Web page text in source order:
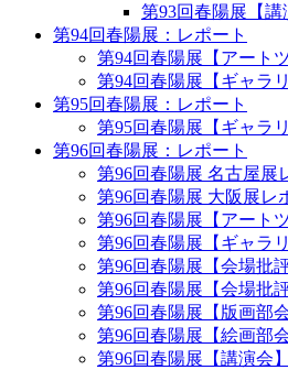
第93回春陽展【講
第94回春陽展：レポート
第94回春陽展【アート
第94回春陽展【ギャラ
第95回春陽展：レポート
第95回春陽展【ギャラ
第96回春陽展：レポート
第96回春陽展 名古屋展
第96回春陽展 大阪展レ
第96回春陽展【アート
第96回春陽展【ギャラ
第96回春陽展【会場批
第96回春陽展【会場批
第96回春陽展【版画部
第96回春陽展【絵画部
第96回春陽展【講演会】